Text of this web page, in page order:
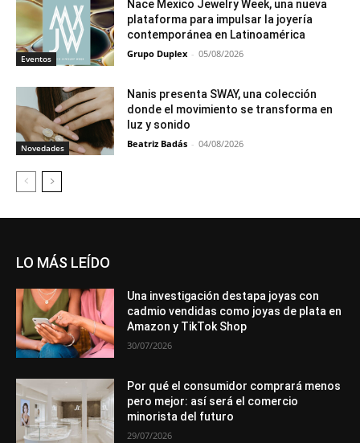
Eventos
Nace Mexico Jewelry Week, una nueva
plataforma para impulsar la joyería
contemporánea en Latinoamérica
Grupo Duplex - 05/08/2026
Novedades
Nanis presenta SWAY, una colección
donde el movimiento se transforma en
luz y sonido
Beatriz Badás - 04/08/2026
LO MÁS LEÍDO
Una investigación destapa joyas con
cadmio vendidas como joyas de plata en
Amazon y TikTok Shop
30/07/2026
Por qué el consumidor comprará menos
pero mejor: así será el comercio
minorista del futuro
29/07/2026